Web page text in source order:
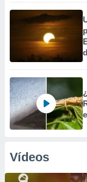
Vídeos